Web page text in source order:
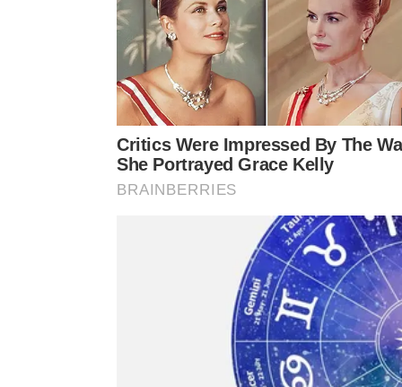
Buscar apoio psicológico é essencial
Abordagens terapêuticas eficazes
Terapia Cognitivo-Comportamental (TCC):
Terapia de Exposição: Enfrenta gradualmente
Mindfulness e meditação: Favorecem o
Medicação: Em alguns casos,